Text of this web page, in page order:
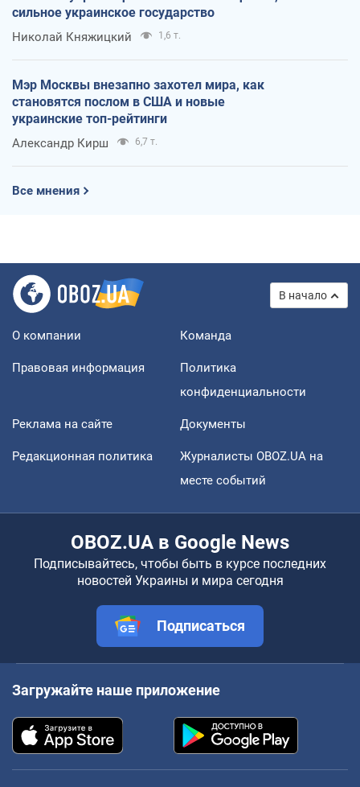
сильное украинское государство
Николай Княжицкий 1,6 т.
Мэр Москвы внезапно захотел мира, как
становятся послом в США и новые
украинские топ-рейтинги
Александр Кирш 6,7 т.
Все мнения
В начало
О компании Команда
Правовая информация
Политика
конфиденциальности
Реклама на сайте Документы
Редакционная политика
Журналисты OBOZ.UA на
месте событий
OBOZ.UA в Google News
Подписывайтесь, чтобы быть в курсе последних
новостей Украины и мира сегодня
Подписаться
Загружайте наше приложение